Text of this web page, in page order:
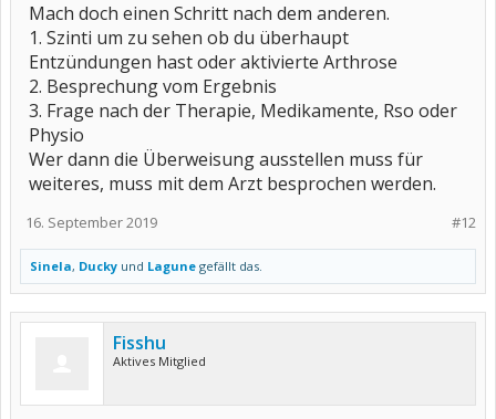
Mach doch einen Schritt nach dem anderen.
1. Szinti um zu sehen ob du überhaupt
Entzündungen hast oder aktivierte Arthrose
2. Besprechung vom Ergebnis
3. Frage nach der Therapie, Medikamente, Rso oder
Physio
Wer dann die Überweisung ausstellen muss für
weiteres, muss mit dem Arzt besprochen werden.
#12
16. September 2019
Sinela, Ducky und Lagune gefällt das.
Fisshu
Aktives Mitglied